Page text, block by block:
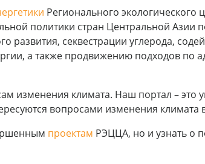
Регионального экологического
политики стран Центральной Азии
развития, секвестрации углерода,
а также продвижению подходов по
изменения климата. Наш портал – это
вопросами изменения климата
проектам РЭЦЦА, но и узнать о